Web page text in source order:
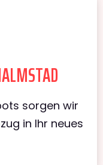
sorgen wir
in Ihr neues